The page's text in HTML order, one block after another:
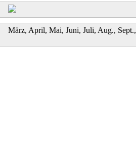
März, April, Mai, Juni, Juli, Aug., Sept.,